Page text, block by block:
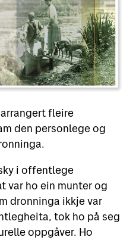
fleire
den personlege og
i offentlege
var ho ein munter og
dronninga ikkje var
tok ho på seg
oppgåver. Ho